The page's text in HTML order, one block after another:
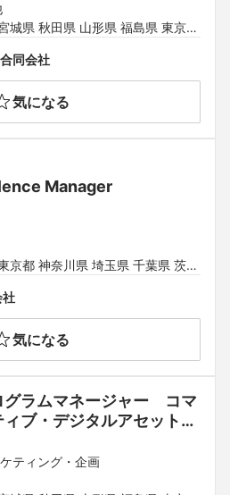
城県 秋田県 山形県 福島県 東京都
茨城県 群馬県 栃木県 愛知県 静岡
新潟県 富山県 石川県 福井県 長
県 滋賀県 奈良県 和歌山県 鳥取県
口県 徳島県 香川県 愛媛県 高知県
本県 大分県 宮崎県 鹿児島県 沖縄
同会社
気になる
Manager
京都 神奈川県 埼玉県 千葉県 茨城
静岡県 岐阜県 三重県 山梨県 新
県 長野県 大阪府 京都府 兵庫県
鳥取県 島根県 岡山県 広島県 山
県 高知県 福岡県 佐賀県 長崎県
児島県
社
気になる
ラムマネージャー　コマ
ブ・デジタルアセット領
ティング・企画